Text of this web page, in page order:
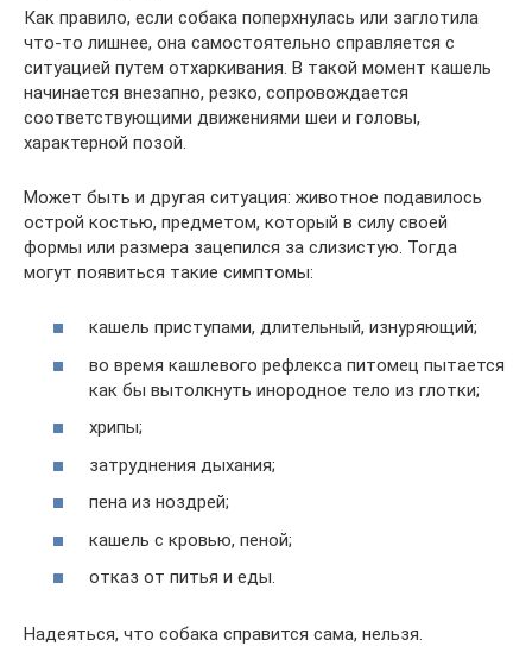
Как правило, если собака поперхнулась или заглотила
что-то лишнее, она самостоятельно справляется с
ситуацией путем отхаркивания. В такой момент кашель
начинается внезапно, резко, сопровождается
соответствующими движениями шеи и головы,
характерной позой.
Может быть и другая ситуация: животное подавилось
острой костью, предметом, который в силу своей
формы или размера зацепился за слизистую. Тогда
могут появиться такие симптомы:
кашель приступами, длительный, изнуряющий;
во время кашлевого рефлекса питомец пытается
как бы вытолкнуть инородное тело из глотки;
хрипы;
затруднения дыхания;
пена из ноздрей;
кашель с кровью, пеной;
отказ от питья и еды.
Надеяться, что собака справится сама, нельзя.